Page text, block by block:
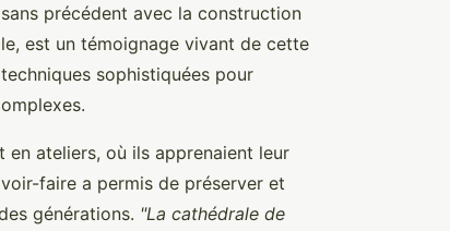
précédent avec la construction
est un témoignage vivant de cette
sophistiquées pour
ateliers, où ils apprenaient leur
faire a permis de préserver et
générations. "La cathédrale de